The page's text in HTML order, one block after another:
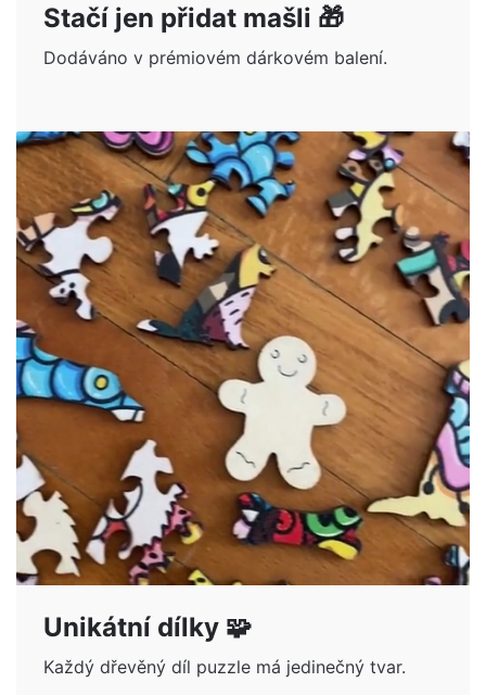
Stačí jen přidat mašli 🎁
Dodáváno v prémiovém dárkovém balení.
Unikátní dílky 🧩
Každý dřevěný díl puzzle má jedinečný tvar.